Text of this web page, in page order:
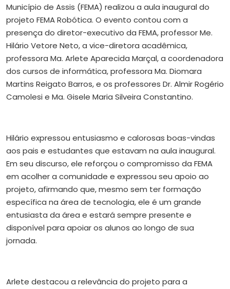
Município de Assis (FEMA) realizou a aula inaugural do
projeto FEMA Robótica. O evento contou com a
presença do diretor-executivo da FEMA, professor Me.
Hilário Vetore Neto, a vice-diretora acadêmica,
professora Ma. Arlete Aparecida Marçal, a coordenadora
dos cursos de informática, professora Ma. Diomara
Martins Reigato Barros, e os professores Dr. Almir Rogério
Camolesi e Ma. Gisele Maria Silveira Constantino.
Hilário expressou entusiasmo e calorosas boas-vindas
aos pais e estudantes que estavam na aula inaugural.
Em seu discurso, ele reforçou o compromisso da FEMA
em acolher a comunidade e expressou seu apoio ao
projeto, afirmando que, mesmo sem ter formação
específica na área de tecnologia, ele é um grande
entusiasta da área e estará sempre presente e
disponível para apoiar os alunos ao longo de sua
jornada.
Arlete destacou a relevância do projeto para a